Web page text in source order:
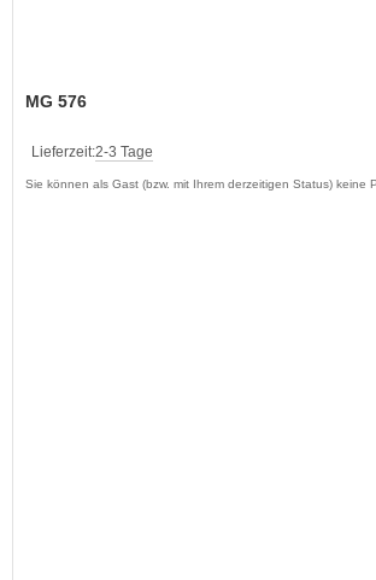
MG 576
Lieferzeit:2-3 Tage
Sie können als Gast (bzw. mit Ihrem derzeitigen Status) keine